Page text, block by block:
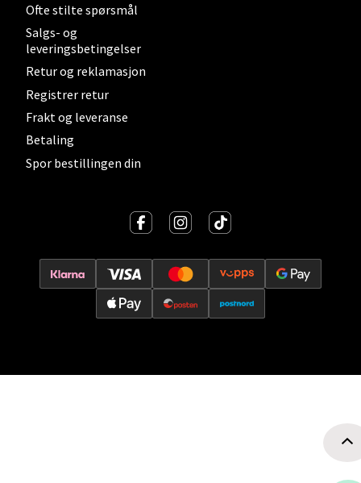
Ofte stilte spørsmål
Salgs- og
leveringsbetingelser
Retur og reklamasjon
Registrer retur
Frakt og leveranse
Betaling
Spor bestillingen din
Torgbakken 2, 5401 Stord
Åpent i dag 10-17
Vitaminveien 7 - 9, 0485 Oslo
0 i butikk